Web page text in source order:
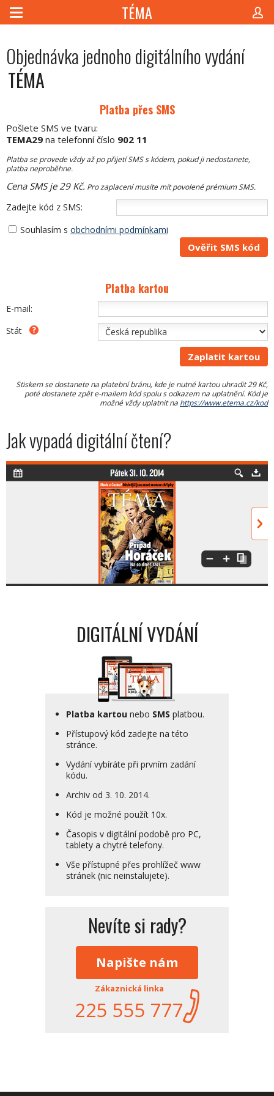
TÉMA
Objednávka jednoho digitálního vydání
TÉMA
Platba přes SMS
Pošlete SMS ve tvaru:
TEMA29 na telefonní číslo 902 11
Platba se provede vždy až po přijetí SMS s kódem, pokud ji nedostanete,
platba neproběhne.
Cena SMS je 29 Kč. Pro zaplacení musíte mít povolené prémium SMS.
Zadejte kód z SMS:
Souhlasím s obchodními podmínkami
Platba kartou
E-mail:
Stát
Stiskem se dostanete na platební bránu, kde je nutné kartou uhradit 29 Kč,
poté dostanete zpět e-mailem kód spolu s odkazem na uplatnění. Kód je
možné vždy uplatnit na https://www.etema.cz/kod
Jak vypadá digitální čtení?
DIGITÁLNÍ VYDÁNÍ
Platba kartou nebo SMS platbou.
Přístupový kód zadejte na této
stránce.
Vydání vybíráte při prvním zadání
kódu.
Archiv od 3. 10. 2014.
Kód je možné použít 10x.
Časopis v digitální podobě pro PC,
tablety a chytré telefony.
Vše přístupné přes prohlížeč www
stránek (nic neinstalujete).
Nevíte si rady?
Napište nám
Zákaznická linka
225 555 777